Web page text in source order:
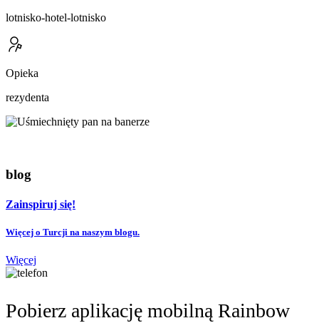
lotnisko-hotel-lotnisko
Opieka
rezydenta
blog
Zainspiruj się!
Więcej o Turcji na naszym blogu.
Więcej
Pobierz aplikację mobilną Rainbow